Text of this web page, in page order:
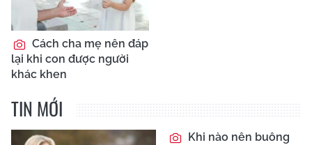
Cách cha mẹ nên đáp
lại khi con được người
khác khen
TIN MỚI
Khi nào nên buông